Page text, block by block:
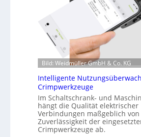
t
i
o
n
z
u
m
L
a
s
t
Bild: Weidmüller GmbH & Co. KG
Intelligente
Crimpwerkzeuge
Im Schaltschrank- und
hängt die Qualität elektrischer
Verbindungen maßgeblich
Zuverlässigkeit der
Crimpwerkzeuge ab.